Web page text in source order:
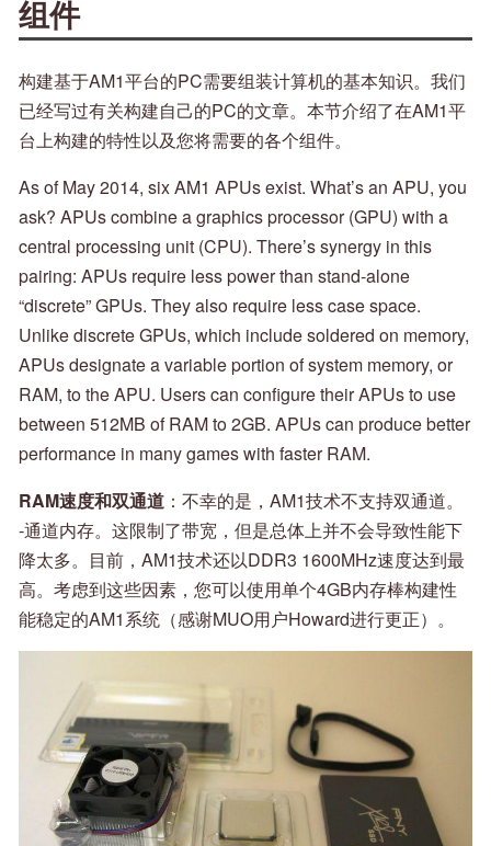
组件
构建基于AM1平台的PC需要组装计算机的基本知识。我们
已经写过有关构建自己的PC的文章。本节介绍了在AM1平
台上构建的特性以及您将需要的各个组件。
As of May 2014, six AM1 APUs exist. What’s an APU, you
ask? APUs combine a graphics processor (GPU) with a
central processing unit (CPU). There’s synergy in this
pairing: APUs require less power than stand-alone
“discrete” GPUs. They also require less case space.
Unlike discrete GPUs, which include soldered on memory,
APUs designate a variable portion of system memory, or
RAM, to the APU. Users can configure their APUs to use
between 512MB of RAM to 2GB. APUs can produce better
performance in many games with faster RAM.
RAM速度和双通道 ：不幸的是，AM1技术不支持双通道。
-通道内存。这限制了带宽，但是总体上并不会导致性能下
降太多。目前，AM1技术还以DDR3 1600MHz速度达到最
高。考虑到这些因素，您可以使用单个4GB内存棒构建性
能稳定的AM1系统（感谢MUO用户Howard进行更正）。